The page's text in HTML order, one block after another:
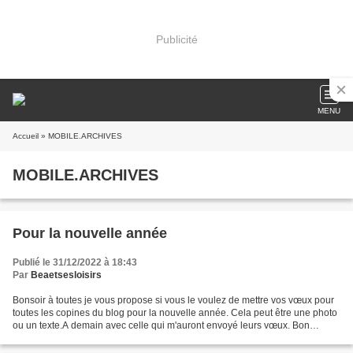
Publicité
MENU
Accueil » MOBILE.ARCHIVES
MOBILE.ARCHIVES
Pour la nouvelle année
Publié le 31/12/2022 à 18:43
Par Beaetsesloisirs
Bonsoir à toutes je vous propose si vous le voulez de mettre vos vœux pour
toutes les copines du blog pour la nouvelle année. Cela peut être une photo
ou un texte.A demain avec celle qui m'auront envoyé leurs vœux. Bon